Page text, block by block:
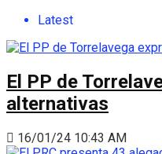
Latest
El PP de
alternativas
16/01/24 10:43 AM